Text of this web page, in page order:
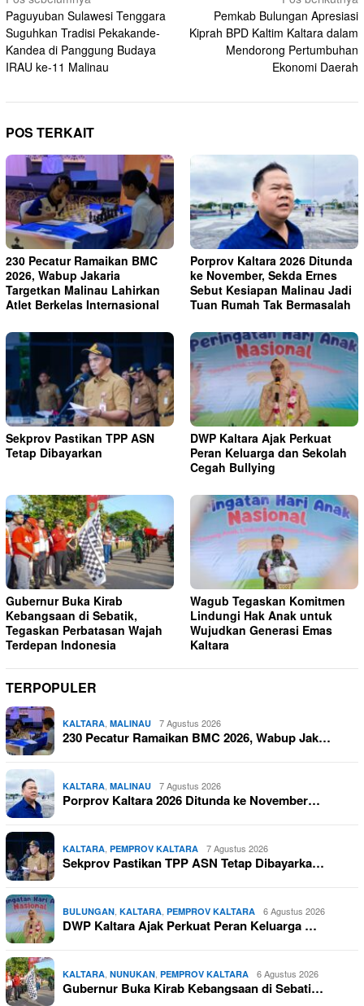
pos
Paguyuban Sulawesi Tenggara
Suguhkan Tradisi Pekakande-
Kandea di Panggung Budaya
IRAU ke-11 Malinau
Pemkab Bulungan Apresiasi
Kiprah BPD Kaltim Kaltara dalam
Mendorong Pertumbuhan
Ekonomi Daerah
POS TERKAIT
230 Pecatur Ramaikan BMC
2026, Wabup Jakaria
Targetkan Malinau Lahirkan
Atlet Berkelas Internasional
Porprov Kaltara 2026 Ditunda
ke November, Sekda Ernes
Sebut Kesiapan Malinau Jadi
Tuan Rumah Tak Bermasalah
Sekprov Pastikan TPP ASN
Tetap Dibayarkan
DWP Kaltara Ajak Perkuat
Peran Keluarga dan Sekolah
Cegah Bullying
Gubernur Buka Kirab
Kebangsaan di Sebatik,
Tegaskan Perbatasan Wajah
Terdepan Indonesia
Wagub Tegaskan Komitmen
Lindungi Hak Anak untuk
Wujudkan Generasi Emas
Kaltara
TERPOPULER
KALTARA MALINAU 7 Agustus 2026
230 Pecatur Ramaikan BMC 2026, Wabup Jak…
KALTARA MALINAU 7 Agustus 2026
Porprov Kaltara 2026 Ditunda ke November…
KALTARA PEMPROV KALTARA 7 Agustus 2026
Sekprov Pastikan TPP ASN Tetap Dibayarka…
BULUNGAN KALTARA PEMPROV KALTARA 6 Agustus 2026
DWP Kaltara Ajak Perkuat Peran Keluarga …
KALTARA NUNUKAN PEMPROV KALTARA 6 Agustus 2026
Gubernur Buka Kirab Kebangsaan di Sebati…